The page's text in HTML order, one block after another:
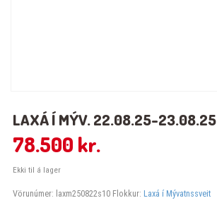
LAXÁ Í MÝV. 22.08.25-23.08.25
78.500 kr.
Ekki til á lager
Vörunúmer: laxm250822s10 Flokkur: Laxá í Mývatnssveit